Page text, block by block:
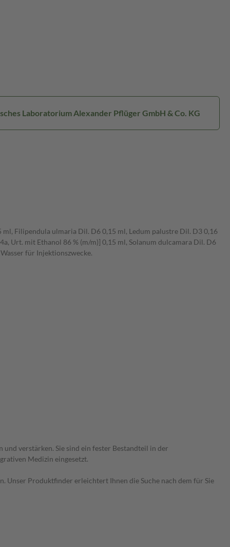
Laboratorium Alexander Pflüger GmbH & Co. KG
Filipendula ulmaria Dil. D6 0,15 ml, Ledum palustre Dil. D3 0,16
Urt. mit Ethanol 86 % (m/m)] 0,15 ml, Solanum dulcamara Dil. D6
für Injektionszwecke.
verstärken. Sie sind ein fester Bestandteil in der
Medizin eingesetzt.
Unser Produktfinder erleichtert Ihnen die Suche nach dem für Sie